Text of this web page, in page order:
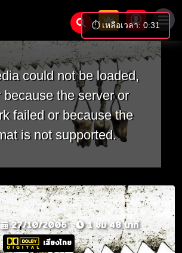
could not be loaded,
because the server or
failed or because the
is not supported.
27/10/2006 1 ชม 48 นาที
เสียงไทย
⏱️ เหลือเวลา: 0:31